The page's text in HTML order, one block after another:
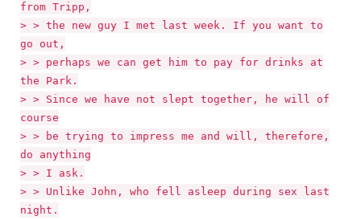
from Tripp,
> > the new guy I met last week. If you want to
go out,
> > perhaps we can get him to pay for drinks at
the Park.
> > Since we have not slept together, he will of
course
> > be trying to impress me and will, therefore,
do anything
> > I ask.
> > Unlike John, who fell asleep during sex last
night.